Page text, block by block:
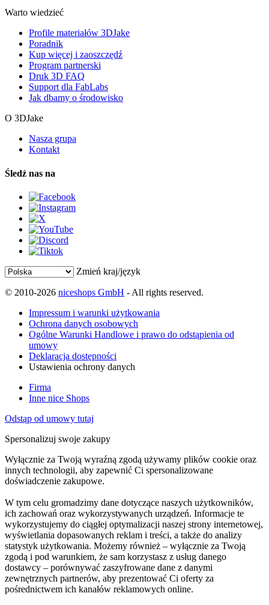
Warto wiedzieć
Profile materiałów 3DJake
Poradnik
Kup więcej i zaoszczędź
Program partnerski
Druk 3D FAQ
Support dla FabLabs
Jak dbamy o środowisko
O 3DJake
Nasza grupa
Kontakt
Śledź nas na
Zmień kraj/język
© 2010-2026 niceshops GmbH - All rights reserved.
Impressum i warunki użytkowania
Ochrona danych osobowych
Ogólne Warunki Handlowe i prawo do odstąpienia od
umowy
Deklaracja dostępności
Ustawienia ochrony danych
Firma
Inne nice Shops
Odstąp od umowy tutaj
Spersonalizuj swoje zakupy
Wyłącznie za Twoją wyraźną zgodą używamy plików cookie oraz
innych technologii, aby zapewnić Ci spersonalizowane
doświadczenie zakupowe.
W tym celu gromadzimy dane dotyczące naszych użytkowników,
ich zachowań oraz wykorzystywanych urządzeń. Informacje te
wykorzystujemy do ciągłej optymalizacji naszej strony internetowej,
wyświetlania dopasowanych reklam i treści, a także do analizy
statystyk użytkowania. Możemy również – wyłącznie za Twoją
zgodą i pod warunkiem, że sam korzystasz z usług danego
dostawcy – porównywać zaszyfrowane dane z danymi
zewnętrznych partnerów, aby prezentować Ci oferty za
pośrednictwem ich kanałów reklamowych online.